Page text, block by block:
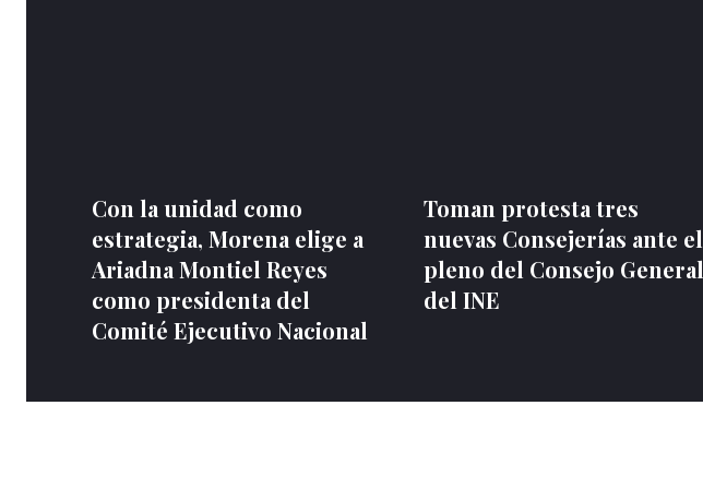
Con la unidad como
estrategia, Morena elige a
Ariadna Montiel Reyes
como presidenta del
Comité Ejecutivo Nacional
Toman protesta tres
nuevas Consejerías ante el
pleno del Consejo General
del INE